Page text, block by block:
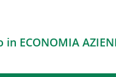
ECONOMIA